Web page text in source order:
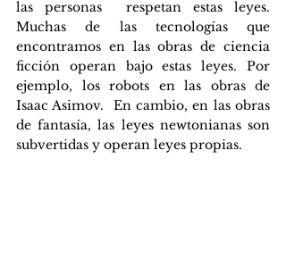
las personas  respetan estas leyes.
Muchas de las tecnologías que
encontramos en las obras de ciencia
ficción operan bajo estas leyes. Por
ejemplo, los robots en las obras de
Isaac Asimov.  En cambio, en las obras
de fantasía, las leyes newtonianas son
subvertidas y operan leyes propias.